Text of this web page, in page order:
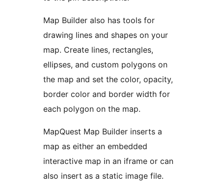
Map Builder also has tools for
drawing lines and shapes on your
map. Create lines, rectangles,
ellipses, and custom polygons on
the map and set the color, opacity,
border color and border width for
each polygon on the map.
MapQuest Map Builder inserts a
map as either an embedded
interactive map in an iframe or can
also insert as a static image file.